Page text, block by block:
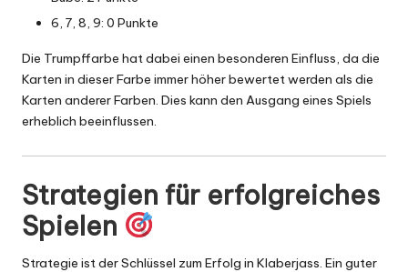
6, 7, 8, 9: 0 Punkte
Die Trumpffarbe hat dabei einen besonderen Einfluss, da die
Karten in dieser Farbe immer höher bewertet werden als die
Karten anderer Farben. Dies kann den Ausgang eines Spiels
erheblich beeinflussen.
Strategien für erfolgreiches
Spielen
Strategie ist der Schlüssel zum Erfolg in Klaberjass. Ein guter